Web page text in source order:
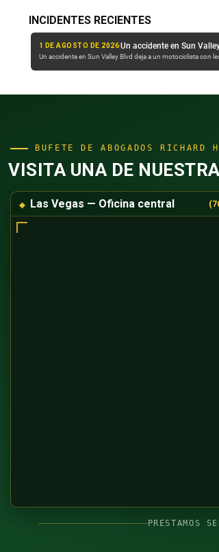
INCIDENTES RECIENTES
Un accidente en Sun Valley Blvd deja a un motociclista con heridas que ponen en peligro su vida
que ponen en peligro su
30 DE JULIO DE 2026:
Una barredora de calles del
BUFETE DE ABOGADOS RICHARD
VISITA UNA DE
Las Vegas — Oficina central
PRESTAMOS